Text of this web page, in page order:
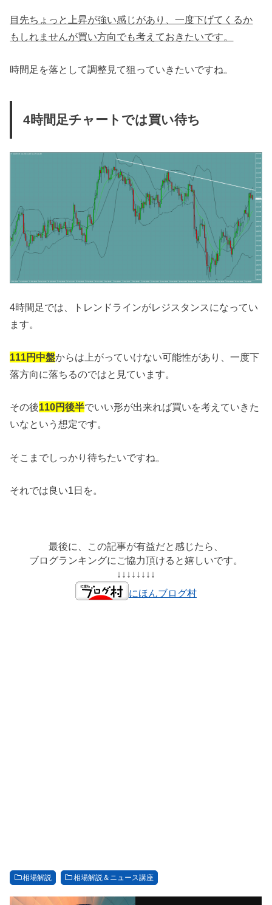
目先ちょっと上昇が強い感じがあり、一度下げてくるか
もしれませんが買い方向でも考えておきたいです。
時間足を落として調整見て狙っていきたいですね。
4時間足チャートでは買い待ち
4時間足では、トレンドラインがレジスタンスになってい
ます。
111円中盤からは上がっていけない可能性があり、一度下
落方向に落ちるのではと見ています。
その後110円後半でいい形が出来れば買いを考えていきた
いなという想定です。
そこまでしっかり待ちたいですね。
それでは良い1日を。
最後に、この記事が有益だと感じたら、
ブログランキングにご協力頂けると嬉しいです。
↓↓↓↓↓↓↓↓
にほんブログ村
相場解説 相場解説＆ニュース講座